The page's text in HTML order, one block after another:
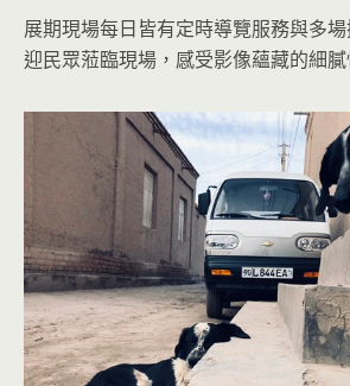
展期現場每日皆有定時導覽服務與多
迎民眾蒞臨現場，感受影像蘊藏的細膩